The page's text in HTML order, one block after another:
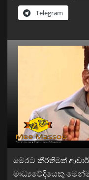
Telegram
මෙරට කීර්තිමත්
මාධ්‍යවේදියෙකු